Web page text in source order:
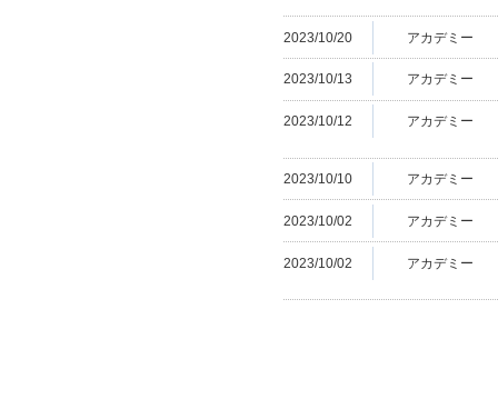
2023/10/20 アカデミー
2023/10/13 アカデミー
2023/10/12 アカデミー
2023/10/10 アカデミー
2023/10/02 アカデミー
2023/10/02 アカデミー